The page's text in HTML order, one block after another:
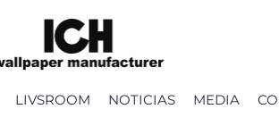
LIVSROOM NOTICIAS MEDIA